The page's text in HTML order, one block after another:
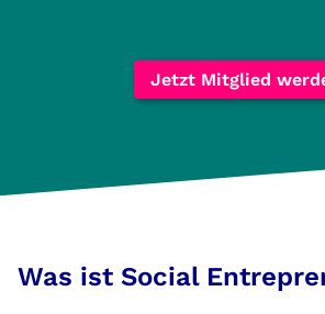
Jetzt Mitglied
Was ist Social